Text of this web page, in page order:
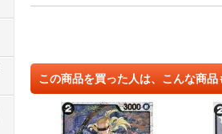
この商品を買った人は、こんな商品